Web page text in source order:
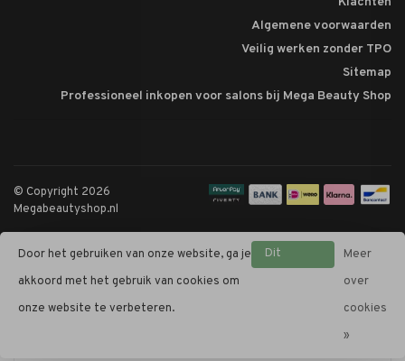
Algemene voorwaarden
Veilig werken zonder TPO
Sitemap
Professioneel inkopen voor salons bij Mega Beauty Shop
© Copyright 2026
Megabeautyshop.nl
Door het gebruiken van onze website, ga je
akkoord met het gebruik van cookies om
onze website te verbeteren.
Dit
Meer
over
cookies
»